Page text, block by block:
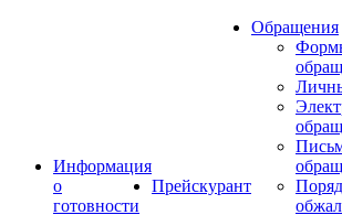
Информация
о
готовности
Прейскурант
Обращения